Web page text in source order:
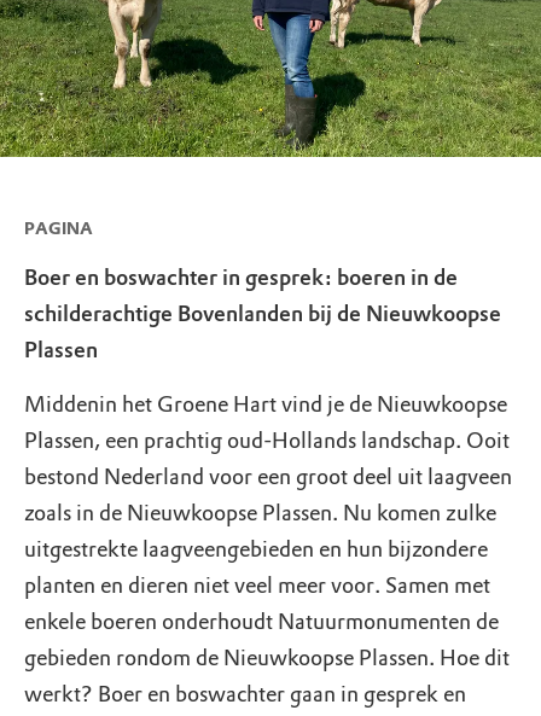
PAGINA
Boer en boswachter in gesprek: boeren in de
schilderachtige Bovenlanden bij de Nieuwkoopse
Plassen
Middenin het Groene Hart vind je de Nieuwkoopse
Plassen, een prachtig oud-Hollands landschap. Ooit
bestond Nederland voor een groot deel uit laagveen
zoals in de Nieuwkoopse Plassen. Nu komen zulke
uitgestrekte laagveengebieden en hun bijzondere
planten en dieren niet veel meer voor. Samen met
enkele boeren onderhoudt Natuurmonumenten de
gebieden rondom de Nieuwkoopse Plassen. Hoe dit
werkt? Boer en boswachter gaan in gesprek en